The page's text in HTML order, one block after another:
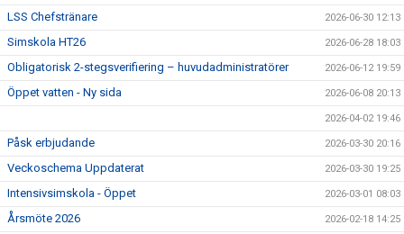
BILDGALLERI
SPONSORER
KALENDER
WEBSHOP
HJÄLP TILL I LJUNGBY SS
LSS Chefstränare 2026-06-30 12:13
Simskola HT26 2026-06-28 18:03
Obligatorisk 2-stegsverifiering – huvudadministratörer 2026-06-12 19:59
Öppet vatten - Ny sida 2026-06-08 20:13
2026-04-02 19:46
Påsk erbjudande 2026-03-30 20:16
Veckoschema Uppdaterat 2026-03-30 19:25
Intensivsimskola - Öppet 2026-03-01 08:03
Årsmöte 2026 2026-02-18 14:25